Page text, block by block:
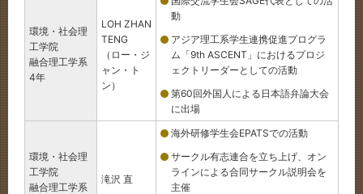
環境・社会理
工学院
融合理工学系
4年
LOH ZHAN
TENG
（ロー・ジ
ャン・ト
ン）
動
アジア理工系学生連携促進プログラ
ム「9th ASCENT」におけるプロジ
ェクトリーダーとしての活動
第60回外国人による日本語弁論大会
に出場
環境・社会理
工学院
融合理工学系
滝沢 直
海外研修学生会EPATSでの活動
サークル有志連合を立ち上げ、オン
ラインによる合同サークル説明会を
主催